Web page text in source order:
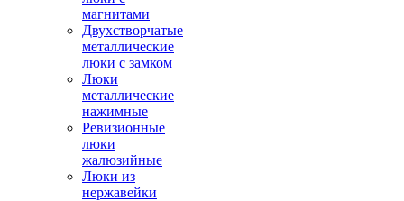
магнитами
Двухстворчатые
металлические
люки с замком
Люки
металлические
нажимные
Ревизионные
люки
жалюзийные
Люки из
нержавейки